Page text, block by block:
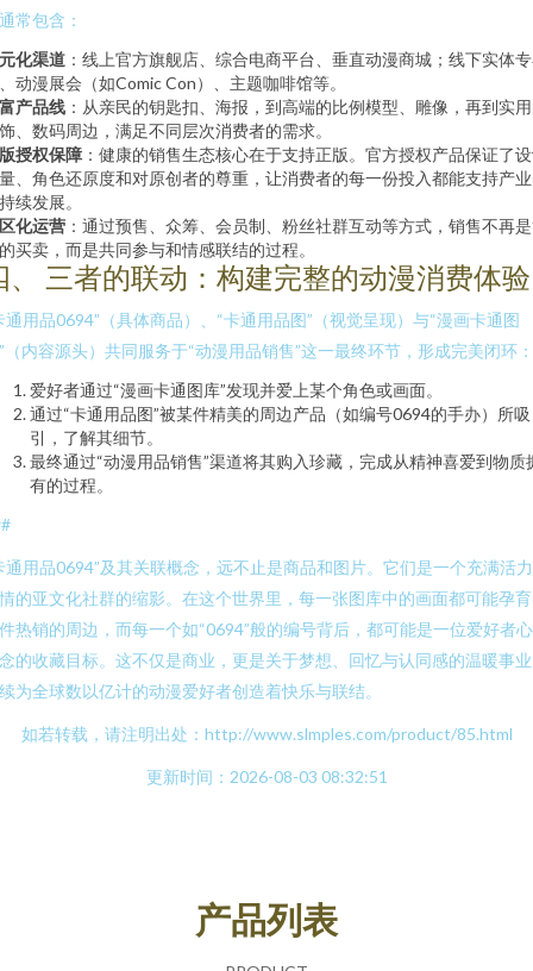
常包含：
化渠道 ：线上官方旗舰店、综合电商平台、垂直动漫商城；线下实体
动漫展会（如Comic Con）、主题咖啡馆等。
产品线 ：从亲民的钥匙扣、海报，到高端的比例模型、雕像，再到实
、数码周边，满足不同层次消费者的需求。
授权保障 ：健康的销售生态核心在于支持正版。官方授权产品保证了
、角色还原度和对原创者的尊重，让消费者的每一份投入都能支持产
续发展。
化运营 ：通过预售、众筹、会员制、粉丝社群互动等方式，销售不再
买卖，而是共同参与和情感联结的过程。
、 三者的联动：构建完整的动漫消费体验
通用品0694”（具体商品）、“卡通用品图”（视觉呈现）与“漫画卡通图
（内容源头）共同服务于“动漫用品销售”这一最终环节，形成完美闭环：
爱好者通过“漫画卡通图库”发现并爱上某个角色或画面。
通过“卡通用品图”被某件精美的周边产品（如编号0694的手办）所吸
引，了解其细节。
最终通过“动漫用品销售”渠道将其购入珍藏，完成从精神喜爱到物质
有的过程。
通用品0694”及其关联概念，远不止是商品和图片。它们是一个充满活
的亚文化社群的缩影。在这个世界里，每一张图库中的画面都可能孕
热销的周边，而每一个如“0694”般的编号背后，都可能是一位爱好者
的收藏目标。这不仅是商业，更是关于梦想、回忆与认同感的温暖事
为全球数以亿计的动漫爱好者创造着快乐与联结。
如若转载，请注明出处：http://www.slmples.com/product/85.html
更新时间：2026-08-03 08:32:51
产品列表